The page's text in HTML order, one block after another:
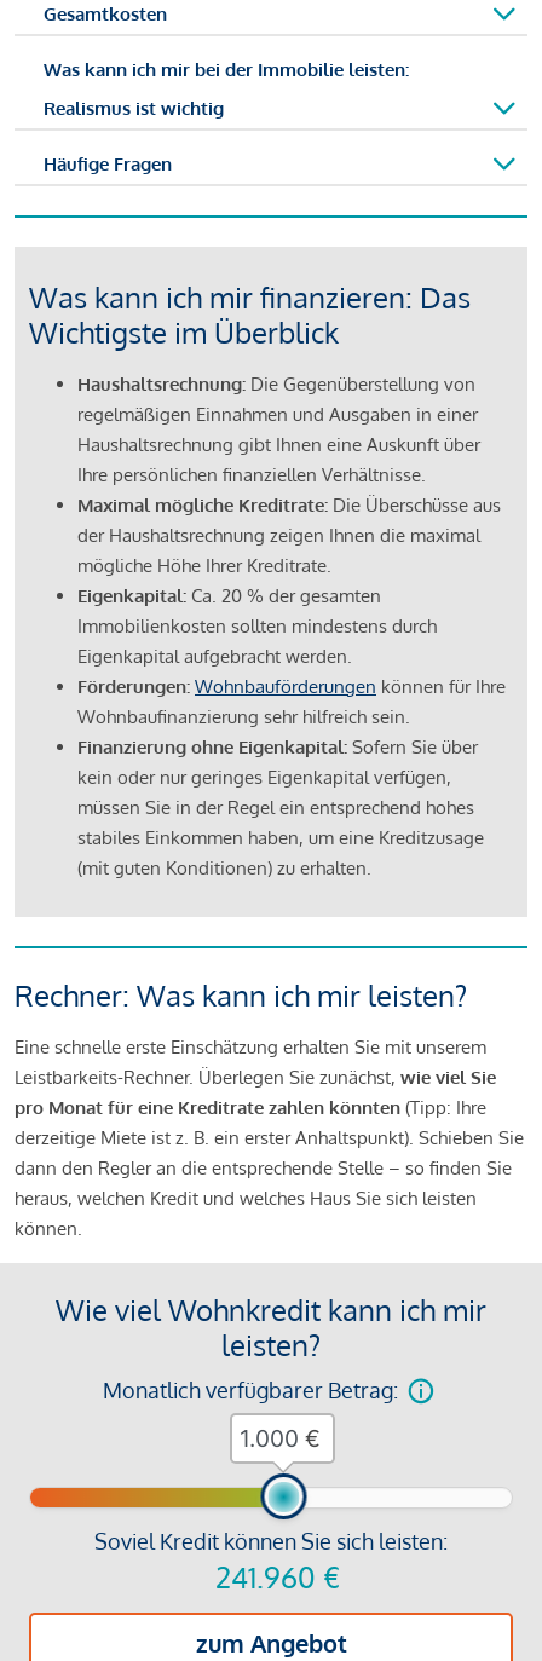
Gesamtkosten
Was kann ich mir bei der Immobilie leisten:
Realismus ist wichtig
Häufige Fragen
Was kann ich mir finanzieren: Das
Wichtigste im Überblick
Haushaltsrechnung: Die Gegenüberstellung von
regelmäßigen Einnahmen und Ausgaben in einer
Haushaltsrechnung gibt Ihnen eine Auskunft über
Ihre persönlichen finanziellen Verhältnisse.
Maximal mögliche Kreditrate: Die Überschüsse aus
der Haushaltsrechnung zeigen Ihnen die maximal
mögliche Höhe Ihrer Kreditrate.
Eigenkapital: Ca. 20 % der gesamten
Immobilienkosten sollten mindestens durch
Eigenkapital aufgebracht werden.
Förderungen: Wohnbauförderungen können für Ihre
Wohnbaufinanzierung sehr hilfreich sein.
Finanzierung ohne Eigenkapital: Sofern Sie über
kein oder nur geringes Eigenkapital verfügen,
müssen Sie in der Regel ein entsprechend hohes
stabiles Einkommen haben, um eine Kreditzusage
(mit guten Konditionen) zu erhalten.
Rechner: Was kann ich mir leisten?
Eine schnelle erste Einschätzung erhalten Sie mit unserem
Leistbarkeits-Rechner. Überlegen Sie zunächst, wie viel Sie
pro Monat für eine Kreditrate zahlen könnten (Tipp: Ihre
derzeitige Miete ist z. B. ein erster Anhaltspunkt). Schieben Sie
dann den Regler an die entsprechende Stelle – so finden Sie
heraus, welchen Kredit und welches Haus Sie sich leisten
können.
Wie viel Wohnkredit kann ich mir
leisten?
Monatlich verfügbarer Betrag:
Soviel Kredit können Sie sich leisten:
241.960 €
zum Angebot
€